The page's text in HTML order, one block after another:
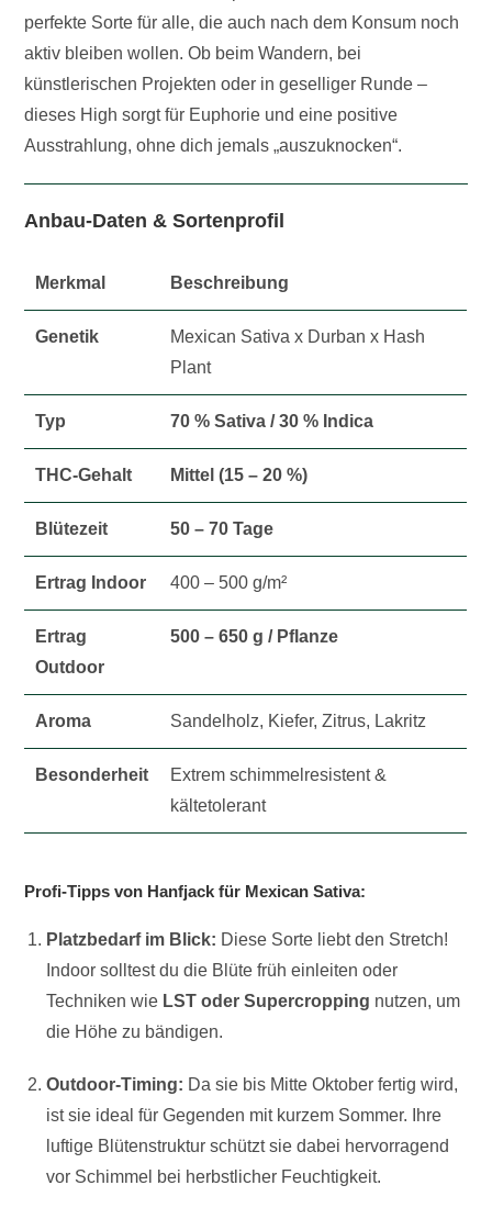
perfekte Sorte für alle, die auch nach dem Konsum noch
aktiv bleiben wollen. Ob beim Wandern, bei
künstlerischen Projekten oder in geselliger Runde –
dieses High sorgt für Euphorie und eine positive
Ausstrahlung, ohne dich jemals „auszuknocken“.
Anbau-Daten & Sortenprofil
Merkmal Beschreibung
Genetik
Mexican Sativa x Durban x Hash
Plant
Typ 70 % Sativa / 30 % Indica
THC-Gehalt Mittel (15 – 20 %)
Blütezeit 50 – 70 Tage
Ertrag Indoor 400 – 500 g/m²
Ertrag
Outdoor
500 – 650 g / Pflanze
Aroma Sandelholz, Kiefer, Zitrus, Lakritz
Besonderheit
Extrem schimmelresistent &
kältetolerant
Profi-Tipps von Hanfjack für Mexican Sativa:
Platzbedarf im Blick: Diese Sorte liebt den Stretch!
Indoor solltest du die Blüte früh einleiten oder
Techniken wie LST oder Supercropping nutzen, um
die Höhe zu bändigen.
Outdoor-Timing: Da sie bis Mitte Oktober fertig wird,
ist sie ideal für Gegenden mit kurzem Sommer. Ihre
luftige Blütenstruktur schützt sie dabei hervorragend
vor Schimmel bei herbstlicher Feuchtigkeit.